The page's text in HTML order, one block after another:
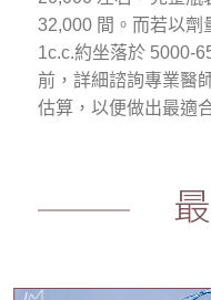
32,000 間。而若以劑
1c.c.約坐落於 5000-
前，詳細諮詢專業醫
估算，以便做出最適